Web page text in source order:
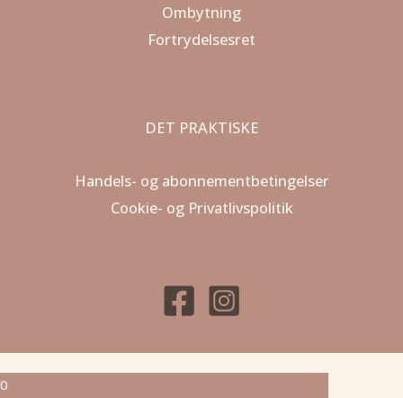
Ombytning
Fortrydelsesret
DET PRAKTISKE
Handels- og abonnementbetingelser
Cookie- og Privatlivspolitik
0